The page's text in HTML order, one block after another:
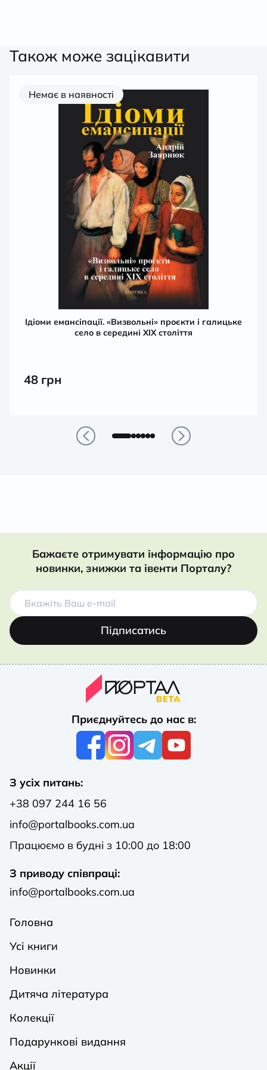
Також може зацікавити
Немає в наявності
Ідіоми емансіпації. «Визвольні» проєкти і галицьке
село в середині ХІХ століття
48 грн
Бажаєте отримувати інформацію про
новинки, знижки та івенти Порталу?
Підписатись
Приєднуйтесь до нас в:
З усіх питань:
+38 097 244 16 56
info@portalbooks.com.ua
Працюємо в будні з 10:00 до 18:00
З приводу співпраці:
info@portalbooks.com.ua
Головна
Усі книги
Новинки
Дитяча література
Колекції
Подарункові видання
Акції